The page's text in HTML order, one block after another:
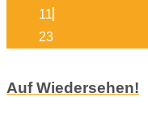
11
23
Auf Wiedersehen!